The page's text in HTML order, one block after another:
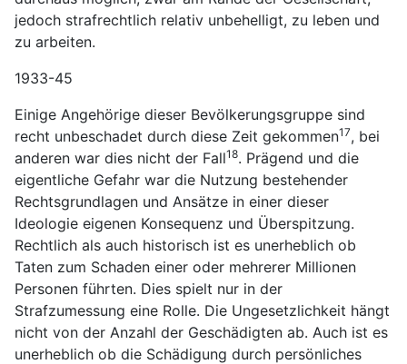
jedoch strafrechtlich relativ unbehelligt, zu leben und
zu arbeiten.
1933-45
Einige Angehörige dieser Bevölkerungsgruppe sind
recht unbeschadet durch diese Zeit gekommen17, bei
anderen war dies nicht der Fall18. Prägend und die
eigentliche Gefahr war die Nutzung bestehender
Rechtsgrundlagen und Ansätze in einer dieser
Ideologie eigenen Konsequenz und Überspitzung.
Rechtlich als auch historisch ist es unerheblich ob
Taten zum Schaden einer oder mehrerer Millionen
Personen führten. Dies spielt nur in der
Strafzumessung eine Rolle. Die Ungesetzlichkeit hängt
nicht von der Anzahl der Geschädigten ab. Auch ist es
unerheblich ob die Schädigung durch persönliches